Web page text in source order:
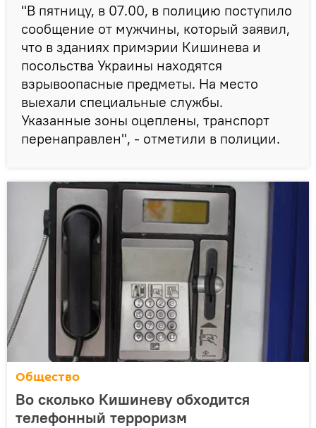
"В пятницу, в 07.00, в полицию поступило
сообщение от мужчины, который заявил,
что в зданиях примэрии Кишинева и
посольства Украины находятся
взрывоопасные предметы. На место
выехали специальные службы.
Указанные зоны оцеплены, транспорт
перенаправлен", - отметили в полиции.
Общество
Во сколько Кишиневу обходится
телефонный терроризм